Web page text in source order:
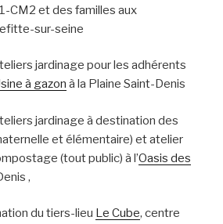
CM2 et des familles aux
sur-seine
jardinage pour les adhérents
à gazon à la Plaine Saint-Denis
jardinage à destination des
et élémentaire) et atelier
(tout public) à l’Oasis des
,
du tiers-lieu Le Cube, centre